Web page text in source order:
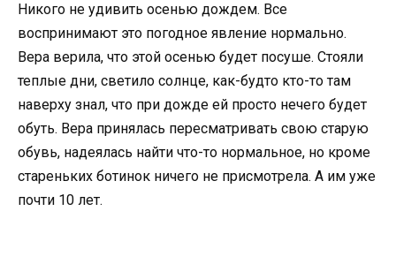
Никого не удивить осенью дождем. Все
воспринимают это погодное явление нормально.
Вера верила, что этой осенью будет посуше. Стояли
теплые дни, светило солнце, как-будто кто-то там
наверху знал, что при дожде ей просто нечего будет
обуть. Вера принялась пересматривать свою старую
обувь, надеялась найти что-то нормальное, но кроме
стареньких ботинок ничего не присмотрела. А им уже
почти 10 лет.